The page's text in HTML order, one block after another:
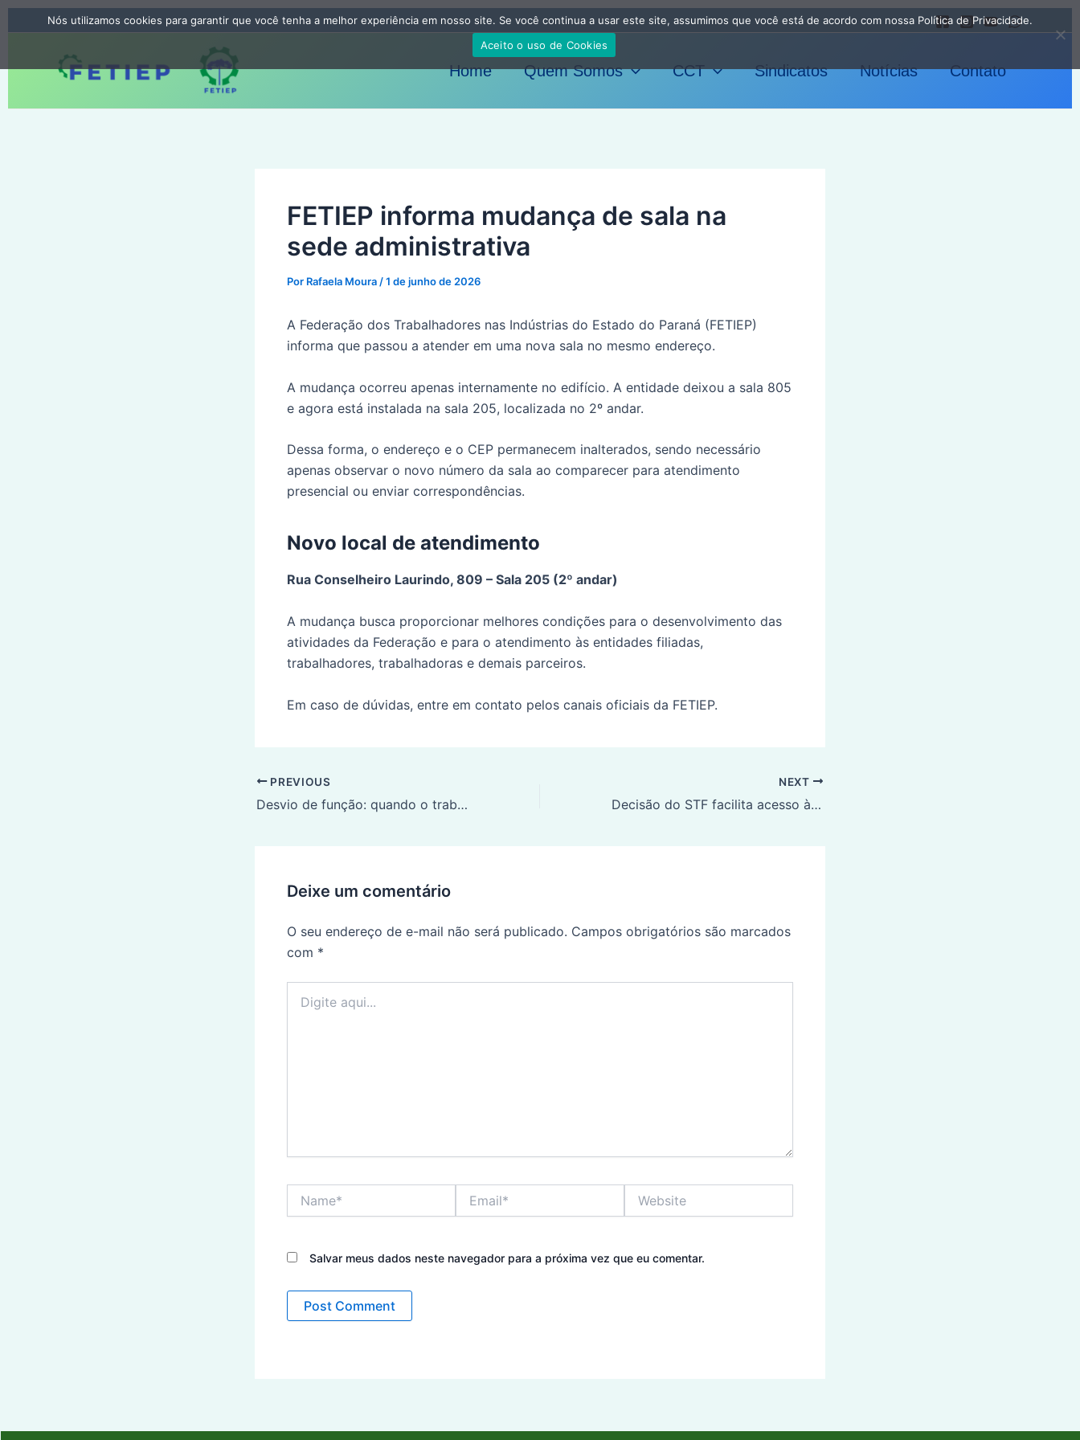
para
conteúdo
Home Quem Somos CCT Sindicatos Notícias Contato
FETIEP informa mudança de sala na
sede administrativa
Por Rafaela Moura /1 de junho de 2026
A Federação dos Trabalhadores nas Indústrias do Estado do Paraná (FETIEP)
informa que passou a atender em uma nova sala no mesmo endereço.
A mudança ocorreu apenas internamente no edifício. A entidade deixou a sala 805
e agora está instalada na sala 205, localizada no 2º andar.
Dessa forma, o endereço e o CEP permanecem inalterados, sendo necessário
apenas observar o novo número da sala ao comparecer para atendimento
presencial ou enviar correspondências.
Novo local de atendimento
Rua Conselheiro Laurindo, 809 – Sala 205 (2º andar)
A mudança busca proporcionar melhores condições para o desenvolvimento das
atividades da Federação e para o atendimento às entidades filiadas,
trabalhadores, trabalhadoras e demais parceiros.
Em caso de dúvidas, entre em contato pelos canais oficiais da FETIEP.
Post
navigation
PREVIOUS
Desvio de função: quando o trabalhador exerce um cargo diferente do registrado
NEXT
Decisão do STF facilita acesso à aposentadoria especial para trabalhadores expostos a riscos à saúde
Deixe um comentário
O seu endereço de e-mail não será publicado. Campos obrigatórios são marcados
com *
aqui...
Salvar meus dados neste navegador para a próxima vez que eu comentar.
Nós utilizamos cookies para garantir que você tenha a melhor experiência em nosso site. Se você continua a usar este site, assumimos que você está de acordo com nossa Política de Privacidade.
Aceito o uso de Cookies